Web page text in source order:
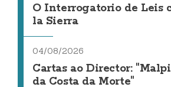
O Interrogatorio de Leis
la Sierra
04/08/2026
Cartas ao Director:
da Costa da Morte"